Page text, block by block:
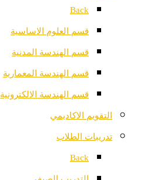
Back
قسم العلوم الاساسية
قسم الهندسة المدنية
قسم الهندسة المعمارية
قسم الهندسة الالكترونية
التقويم الاكاديمي
تدريبات الطلاب
Back